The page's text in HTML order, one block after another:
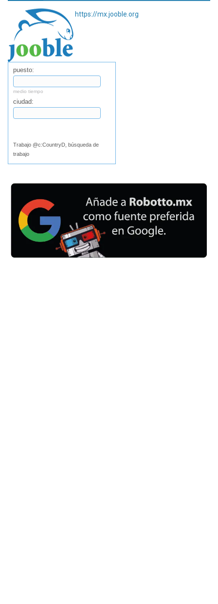
https://mx.jooble.org
puesto:
medio tiempo
ciudad:
Trabajo @c:CountryD, búsqueda de
trabajo